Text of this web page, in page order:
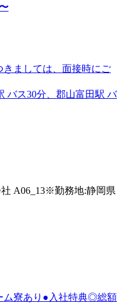
ましては、面接時にご
バス30分、郡山富田駅 バ
A06_13※勤務地:静岡県
ム寮あり●入社特典◎総額